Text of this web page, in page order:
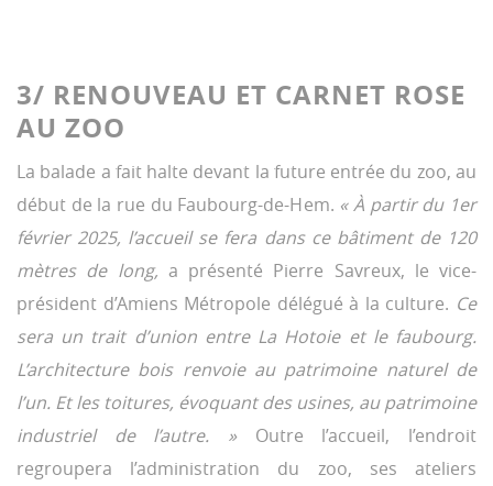
3/ RENOUVEAU ET CARNET ROSE
AU ZOO
La balade a fait halte devant la future entrée du zoo, au
début de la rue du Faubourg-de-Hem. « À partir du 1er
février 2025, l’accueil se fera dans ce bâtiment de 120
mètres de long, a présenté Pierre Savreux, le vice-
président d’Amiens Métropole délégué à la culture. Ce
sera un trait d’union entre La Hotoie et le faubourg.
L’architecture bois renvoie au patrimoine naturel de
l’un. Et les toitures, évoquant des usines, au patrimoine
industriel de l’autre. »Outre l’accueil, l’endroit
regroupera l’administration du zoo, ses ateliers